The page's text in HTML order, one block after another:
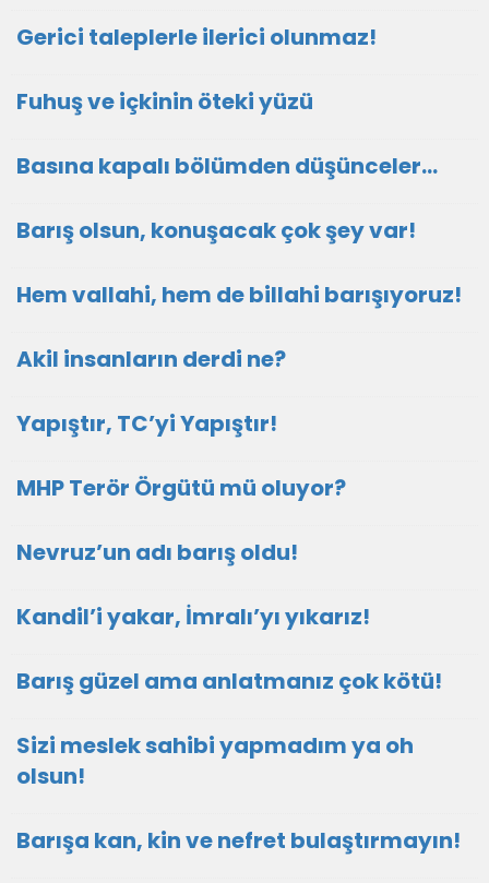
Gerici taleplerle ilerici olunmaz!
Fuhuş ve içkinin öteki yüzü
Basına kapalı bölümden düşünceler…
Barış olsun, konuşacak çok şey var!
Hem vallahi, hem de billahi barışıyoruz!
Akil insanların derdi ne?
Yapıştır, TC’yi Yapıştır!
MHP Terör Örgütü mü oluyor?
Nevruz’un adı barış oldu!
Kandil’i yakar, İmralı’yı yıkarız!
Barış güzel ama anlatmanız çok kötü!
Sizi meslek sahibi yapmadım ya oh
olsun!
Barışa kan, kin ve nefret bulaştırmayın!